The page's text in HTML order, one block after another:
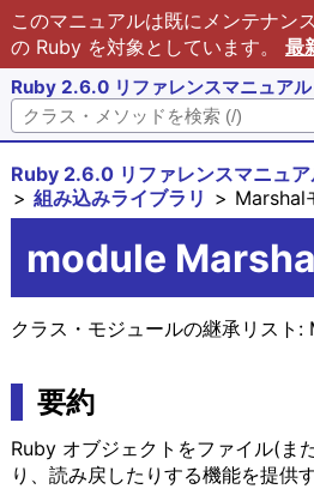
このマニュアルは既にメンテナン
の Ruby を対象としています。 最
Ruby 2.6.0 リファレンスマニュアル
Ruby 2.6.0 リファレンスマニュア
組み込みライブラリ
Marshal
module
クラス・モジュールの継承リスト:
要約
Ruby オブジェクトをファイル(ま
り、読み戻したりする機能を提供